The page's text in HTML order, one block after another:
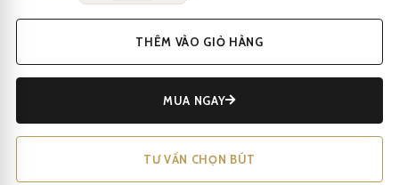
THÊM VÀO GIỎ HÀNG
MUA NGAY
TƯ VẤN CHỌN BÚT